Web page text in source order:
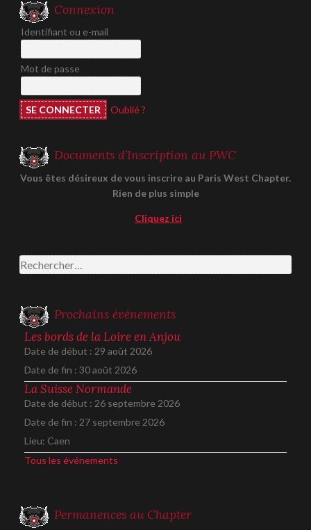
Connexion
Identifiant ou e-mail
Mot de passe
Oublié ?
Documents d’Inscription au PWC
Vous êtes désireux de vous inscrire au Paris West Chapter.
Rien de plus simple
Cliquez ici
Rechercher :
Prochains événements
Les bords de la Loire en Anjou
Date de début : 29 août 2026
Date de fin : 30 août 2026
La Suisse Normande
Date de début : 26 septembre 2026
Date de fin : 27 septembre 2026
Lieu: Caen
Tous les événements
Permanences au Chapter